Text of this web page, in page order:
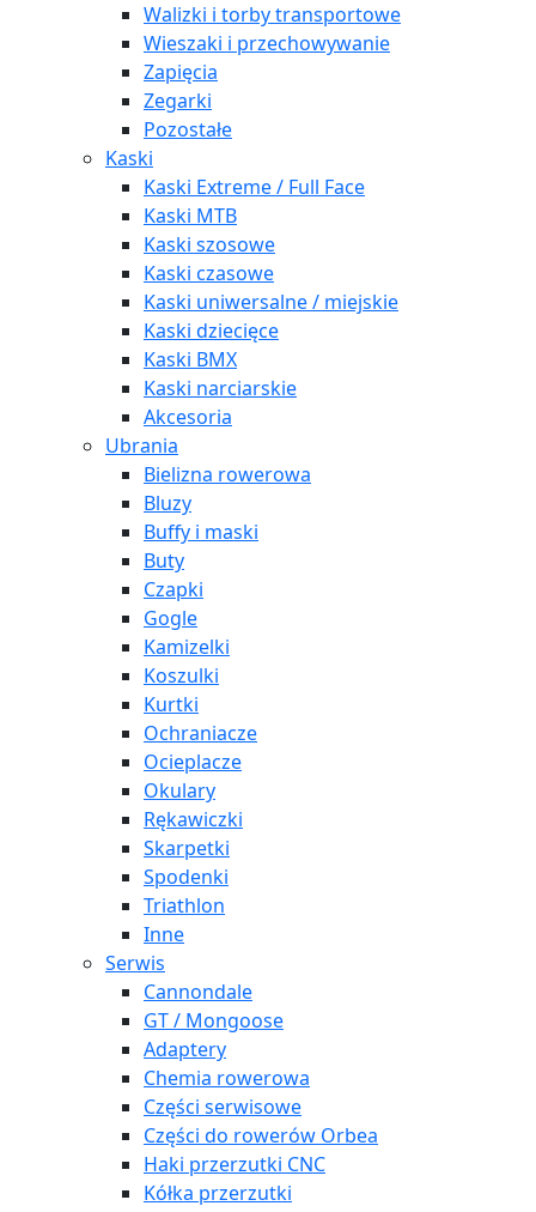
Walizki i torby transportowe
Wieszaki i przechowywanie
Zapięcia
Zegarki
Pozostałe
Kaski
Kaski Extreme / Full Face
Kaski MTB
Kaski szosowe
Kaski czasowe
Kaski uniwersalne / miejskie
Kaski dziecięce
Kaski BMX
Kaski narciarskie
Akcesoria
Ubrania
Bielizna rowerowa
Bluzy
Buffy i maski
Buty
Czapki
Gogle
Kamizelki
Koszulki
Kurtki
Ochraniacze
Ocieplacze
Okulary
Rękawiczki
Skarpetki
Spodenki
Triathlon
Inne
Serwis
Cannondale
GT / Mongoose
Adaptery
Chemia rowerowa
Części serwisowe
Części do rowerów Orbea
Haki przerzutki CNC
Kółka przerzutki